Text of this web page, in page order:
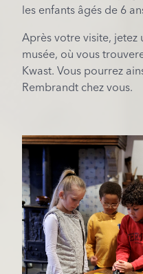
les enfants âgés de 6
Après votre visite,
musée, où vous
Kwast. Vous pourrez
Rembrandt chez vous.